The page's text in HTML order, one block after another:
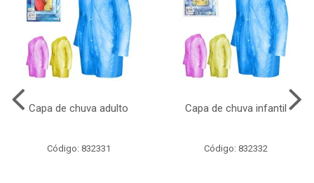
Capa de chuva adulto
Código: 832331
Capa de chuva infantil
Código: 832332